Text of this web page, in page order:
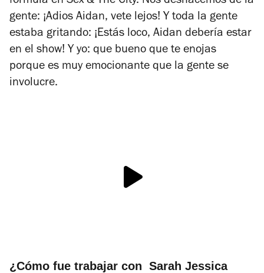
gente: ¡Adios Aidan, vete lejos! Y toda la gente
estaba gritando: ¡Estás loco, Aidan debería estar
en el show! Y yo: que bueno que te enojas
porque es muy emocionante que la gente se
involucre.
¿Cómo fue trabajar con Sarah Jessica